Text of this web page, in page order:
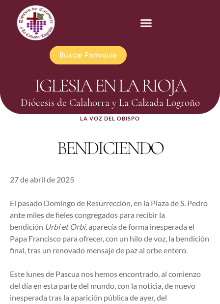
Buscar Parroquia
IGLESIA EN LA RIOJA
Diócesis de Calahorra y La Calzada Logroño
LA VOZ DEL OBISPO
BENDICIENDO
27 de abril de 2025
El pasado Domingo de Resurrección, en la Plaza de S. Pedro
ante miles de fieles congregados para recibir la
bendición Urbi et Orbi, aparecía de forma inesperada el
Papa Francisco para ofrecer, con un hilo de voz, la bendición
final, tras un renovado mensaje de paz al orbe entero.
Este lunes de Pascua nos hemos encontrado, al comienzo
del día en esta parte del mundo, con la noticia, de nuevo
inesperada tras la aparición pública de ayer, del